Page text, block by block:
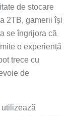
de stocare
2TB, gamerii își
se îngrijora că
o experiență
trece cu
de
utilizează